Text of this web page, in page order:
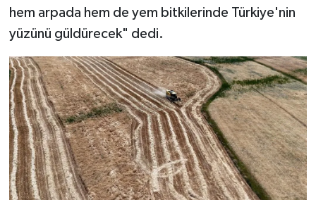
hem arpada hem de yem bitkilerinde Türkiye'nin
yüzünü güldürecek" dedi.